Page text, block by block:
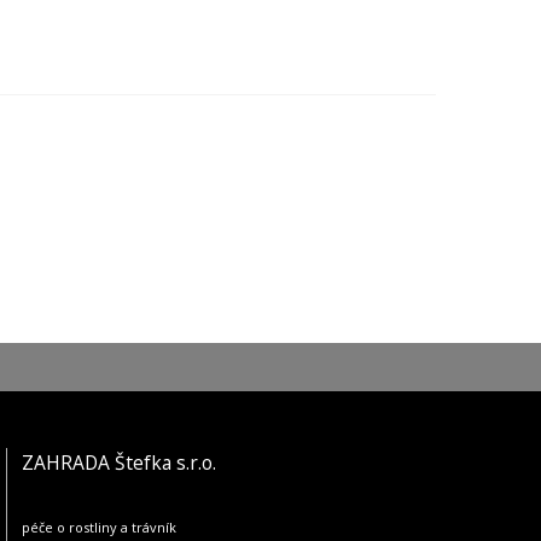
ZAHRADA Štefka s.r.o.
péče o rostliny a trávník